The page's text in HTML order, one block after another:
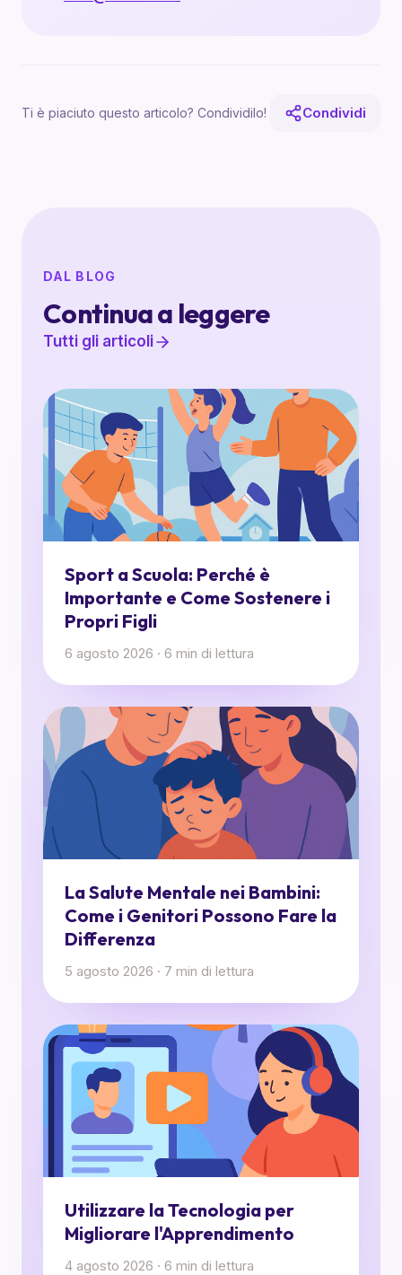
Ti è piaciuto questo articolo? Condividilo! Condividi
DAL BLOG
Continua a leggere
Tutti gli articoli
Sport a Scuola: Perché è
Importante e Come Sostenere i
Propri Figli
6 agosto 2026 · 6 min di lettura
La Salute Mentale nei Bambini:
Come i Genitori Possono Fare la
Differenza
5 agosto 2026 · 7 min di lettura
Utilizzare la Tecnologia per
Migliorare l'Apprendimento
4 agosto 2026 · 6 min di lettura